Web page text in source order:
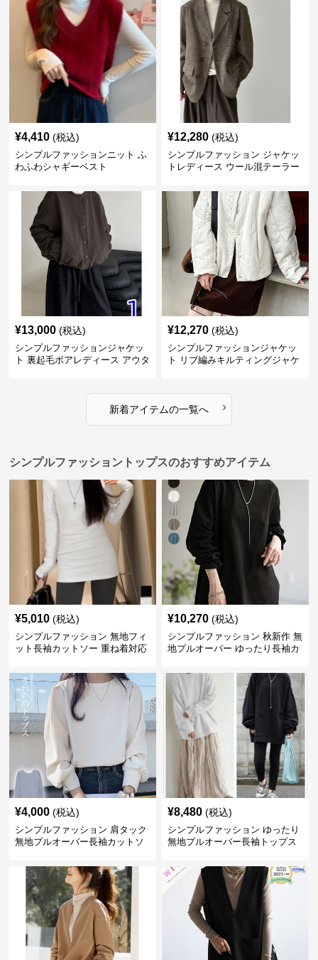
¥4,410 (税込)
シンプルファッションニット ふ
わふわシャギーベスト
¥12,280 (税込)
シンプルファッション ジャケッ
トレディース ウール混テーラー
¥13,000 (税込)
シンプルファッションジャケッ
ト 裏起毛ボアレディース アウタ
¥12,270 (税込)
シンプルファッションジャケッ
ト リブ編みキルティングジャケ
新着アイテムの一覧へ ›
シンプルファッショントップスのおすすめアイテム
¥5,010 (税込)
シンプルファッション 無地フィ
ット長袖カットソー 重ね着対応
¥10,270 (税込)
シンプルファッション 秋新作 無
地プルオーバー ゆったり長袖カ
¥4,000 (税込)
シンプルファッション 肩タック
無地プルオーバー長袖カットソ
¥8,480 (税込)
シンプルファッション ゆったり
無地プルオーバー長袖トップス